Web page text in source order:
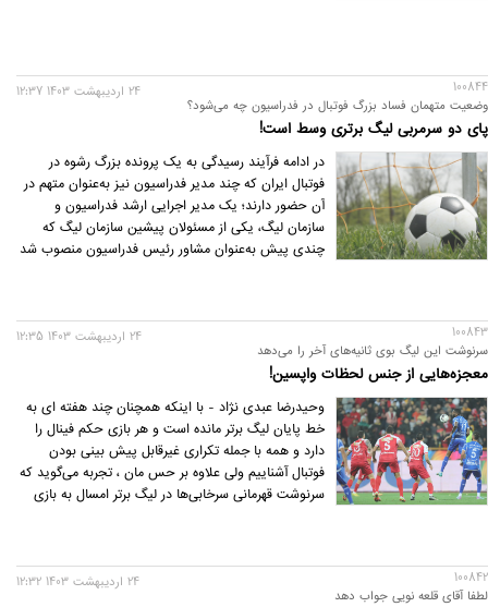
100844
وضعیت متهمان فساد بزرگ فوتبال در فدراسیون چه می‌شود؟
پای دو سرمربی لیگ برتری وسط است!
24 ارديبهشت 1403 12:37
در ادامه فرآیند رسیدگی به یک پرونده بزرگ رشوه در
فوتبال ایران که چند مدیر فدراسیون نیز به‌عنوان متهم در
آن حضور دارند؛ یک مدیر اجرایی ارشد فدراسیون و
سازمان لیگ، یکی از مسئولان پیشین سازمان لیگ که
چندی پیش به‌عنوان مشاور رئیس فدراسیون منصوب شد
100843
سرنوشت این لیگ بوی ثانیه‌های آخر را می‌دهد
معجزه‌هایی از جنس لحظات واپسین!
24 ارديبهشت 1403 12:35
وحیدرضا عبدی نژاد - با اینکه همچنان چند هفته ای به
خط پایان لیگ برتر مانده است و هر بازی حکم فینال را
دارد و همه با جمله تکراری غیرقابل پیش بینی بودن
فوتبال آشناییم ولی علاوه بر حس مان ، تجربه می‌گوید که
سرنوشت قهرمانی سرخابی‌ها در لیگ برتر امسال به بازی
همین احتمال خاص گریزی می‌زنیم به ادوار گذشته لیگ
100842
لطفا آقای قلعه نویی جواب دهد
24 ارديبهشت 1403 12:32